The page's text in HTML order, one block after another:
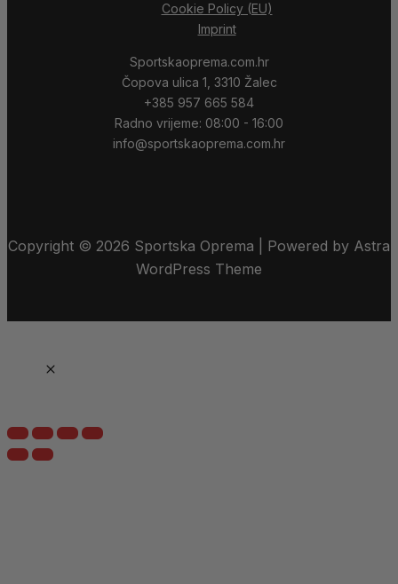
Cookie Policy (EU)
Imprint
Sportskaoprema.com.hr
Čopova ulica 1, 3310 Žalec
+385 957 665 584
Radno vrijeme: 08:00 - 16:00
info@sportskaoprema.com.hr
Copyright © 2026 Sportska Oprema | Powered by Astra
WordPress Theme